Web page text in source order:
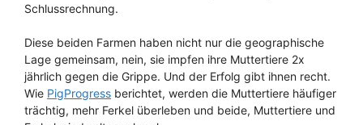
Schlussrechnung.
Diese beiden Farmen haben nicht nur die geographische
Lage gemeinsam, nein, sie impfen ihre Muttertiere 2x
jährlich gegen die Grippe. Und der Erfolg gibt ihnen recht.
Wie PigProgress berichtet, werden die Muttertiere häufiger
trächtig, mehr Ferkel überleben und beide, Muttertiere und